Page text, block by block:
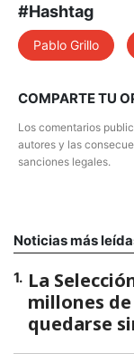
#Hashtag
Pablo Grillo
COMPARTE TU
Los comentarios
autores y las
sanciones legales.
Noticias más
1. La
millones
quedarse